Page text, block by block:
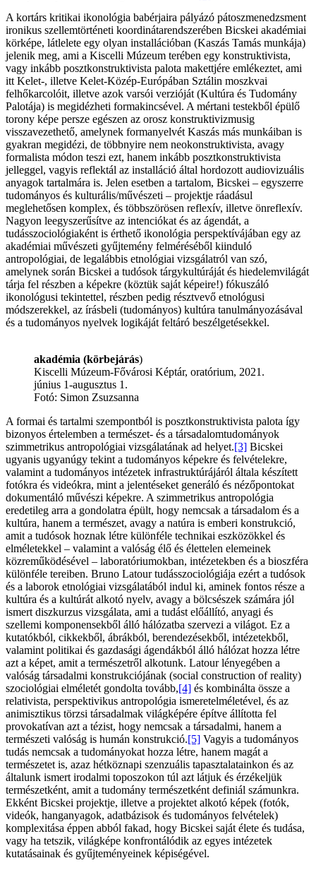
A kortárs kritikai ikonológia babérjaira pályázó pátoszmenedzsment
ironikus szellemtörténeti koordinátarendszerében Bicskei akadémiai
körképe, látlelete egy olyan installációban (Kaszás Tamás munkája)
jelenik meg, ami a Kiscelli Múzeum terében egy konstruktivista,
vagy inkább posztkonstruktivista palota makettjére emlékeztet, ami
itt Kelet-, illetve Kelet-Közép-Európában Sztálin moszkvai
felhőkarcolóit, illetve azok varsói verzióját (Kultúra és Tudomány
Palotája) is megidézheti formakincsével. A mértani testekből épülő
torony képe persze egészen az orosz konstruktivizmusig
visszavezethető, amelynek formanyelvét Kaszás más munkáiban is
gyakran megidézi, de többnyire nem neokonstruktivista, avagy
formalista módon teszi ezt, hanem inkább posztkonstruktivista
jelleggel, vagyis reflektál az installáció által hordozott audiovizuális
anyagok tartalmára is. Jelen esetben a tartalom, Bicskei – egyszerre
tudományos és kulturális/művészeti – projektje ráadásul
meglehetősen komplex, és többszörösen reflexív, illetve önreflexív.
Nagyon leegyszerűsítve az intenciókat és az ágendát, a
tudásszociológiaként is érthető ikonológia perspektívájában egy az
akadémiai művészeti gyűjtemény felméréséből kiinduló
antropológiai, de legalábbis etnológiai vizsgálatról van szó,
amelynek során Bicskei a tudósok tárgykultúráját és hiedelemvilágát
tárja fel részben a képekre (köztük saját képeire!) fókuszáló
ikonológusi tekintettel, részben pedig résztvevő etnológusi
módszerekkel, az írásbeli (tudományos) kultúra tanulmányozásával
és a tudományos nyelvek logikáját feltáró beszélgetésekkel.
akadémia (körbejárás)
Kiscelli Múzeum-Fővárosi Képtár, oratórium, 2021.
június 1-augusztus 1.
Fotó: Simon Zsuzsanna
A formai és tartalmi szempontból is posztkonstruktivista palota így
bizonyos értelemben a természet- és a társadalomtudományok
szimmetrikus antropológiai vizsgálatának ad helyet.[3] Bicskei
ugyanis ugyanúgy tekint a tudományos képekre és felvételekre,
valamint a tudományos intézetek infrastruktúrájáról általa készített
fotókra és videókra, mint a jelentéseket generáló és nézőpontokat
dokumentáló művészi képekre. A szimmetrikus antropológia
eredetileg arra a gondolatra épült, hogy nemcsak a társadalom és a
kultúra, hanem a természet, avagy a natúra is emberi konstrukció,
amit a tudósok hoznak létre különféle technikai eszközökkel és
elméletekkel – valamint a valóság élő és élettelen elemeinek
közreműködésével – laboratóriumokban, intézetekben és a bioszféra
különféle tereiben. Bruno Latour tudásszociológiája ezért a tudósok
és a laborok etnológiai vizsgálatából indul ki, aminek fontos része a
kultúra és a kultúrát alkotó nyelv, avagy a bölcsészek számára jól
ismert diszkurzus vizsgálata, ami a tudást előállító, anyagi és
szellemi komponensekből álló hálózatba szervezi a világot. Ez a
kutatókból, cikkekből, ábrákból, berendezésekből, intézetekből,
valamint politikai és gazdasági ágendákból álló hálózat hozza létre
azt a képet, amit a természetről alkotunk. Latour lényegében a
valóság társadalmi konstrukciójának (social construction of reality)
szociológiai elméletét gondolta tovább,[4] és kombinálta össze a
relativista, perspektivikus antropológia ismeretelméletével, és az
animisztikus törzsi társadalmak világképére építve állította fel
provokatívan azt a tézist, hogy nemcsak a társadalmi, hanem a
természeti valóság is humán konstrukció.[5] Vagyis a tudományos
tudás nemcsak a tudományokat hozza létre, hanem magát a
természetet is, azaz hétköznapi szenzuális tapasztalatainkon és az
általunk ismert irodalmi toposzokon túl azt látjuk és érzékeljük
természetként, amit a tudomány természetként definiál számunkra.
Ekként Bicskei projektje, illetve a projektet alkotó képek (fotók,
videók, hanganyagok, adatbázisok és tudományos felvételek)
komplexitása éppen abból fakad, hogy Bicskei saját élete és tudása,
vagy ha tetszik, világképe konfrontálódik az egyes intézetek
kutatásainak és gyűjteményeinek képiségével.